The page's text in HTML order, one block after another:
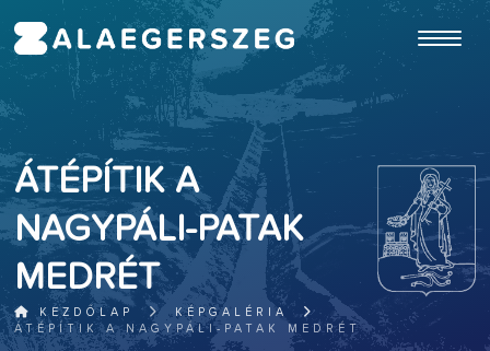
ugrás a fő tartalomhoz
ÁTÉPÍTIK A
NAGYPÁLI-PATAK
MEDRÉT
KEZDŐLAP
KÉPGALÉRIA
ÁTÉPÍTIK A NAGYPÁLI-PATAK MEDRÉT